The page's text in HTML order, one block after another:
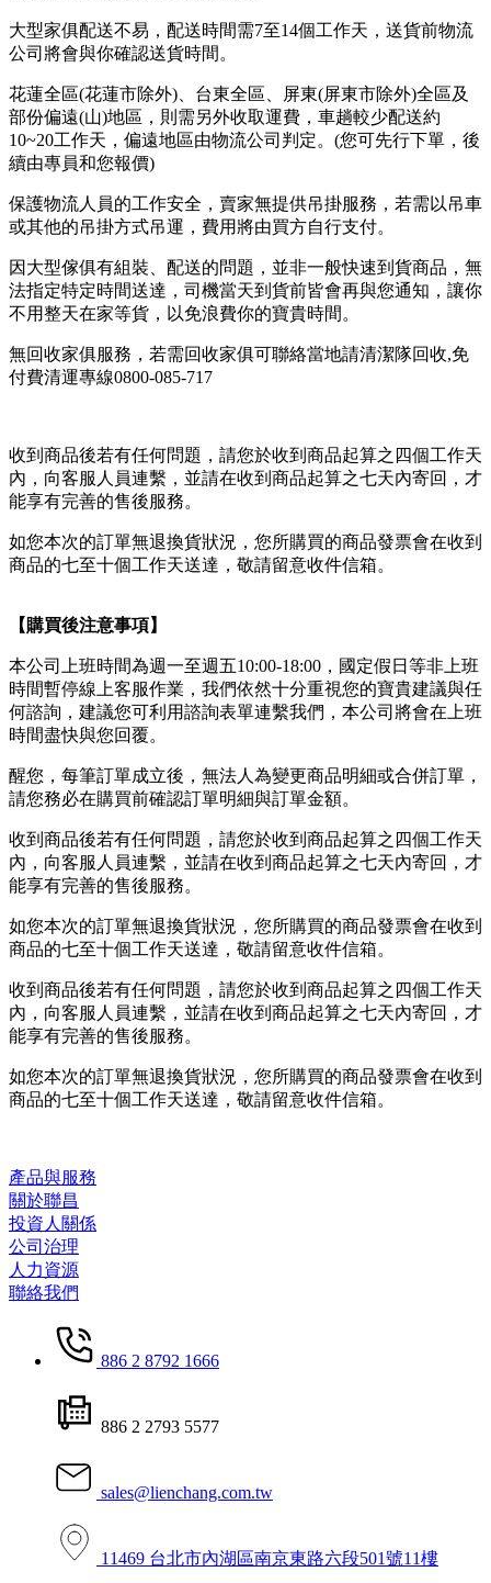
大型家俱配送不易，配送時間需7至14個工作天，送貨前物流
公司將會與你確認送貨時間。
花蓮全區(花蓮市除外)、台東全區、屏東(屏東市除外)全區及
部份偏遠(山)地區，則需另外收取運費，車趟較少配送約
10~20工作天，偏遠地區由物流公司判定。(您可先行下單，後
續由專員和您報價)
保護物流人員的工作安全，賣家無提供吊掛服務，若需以吊車
或其他的吊掛方式吊運，費用將由買方自行支付。
因大型傢俱有組裝、配送的問題，並非一般快速到貨商品，無
法指定特定時間送達，司機當天到貨前皆會再與您通知，讓你
不用整天在家等貨，以免浪費你的寶貴時間。
無回收家俱服務，若需回收家俱可聯絡當地請清潔隊回收,免
付費清運專線0800-085-717
收到商品後若有任何問題，請您於收到商品起算之四個工作天
內，向客服人員連繫，並請在收到商品起算之七天內寄回，才
能享有完善的售後服務。
如您本次的訂單無退換貨狀況，您所購買的商品發票會在收到
商品的七至十個工作天送達，敬請留意收件信箱。
【購買後注意事項】
本公司上班時間為週一至週五10:00-18:00，國定假日等非上班
時間暫停線上客服作業，我們依然十分重視您的寶貴建議與任
何諮詢，建議您可利用諮詢表單連繫我們，本公司將會在上班
時間盡快與您回覆。
醒您，每筆訂單成立後，無法人為變更商品明細或合併訂單，
請您務必在購買前確認訂單明細與訂單金額。
收到商品後若有任何問題，請您於收到商品起算之四個工作天
內，向客服人員連繫，並請在收到商品起算之七天內寄回，才
能享有完善的售後服務。
如您本次的訂單無退換貨狀況，您所購買的商品發票會在收到
商品的七至十個工作天送達，敬請留意收件信箱。
收到商品後若有任何問題，請您於收到商品起算之四個工作天
內，向客服人員連繫，並請在收到商品起算之七天內寄回，才
能享有完善的售後服務。
如您本次的訂單無退換貨狀況，您所購買的商品發票會在收到
商品的七至十個工作天送達，敬請留意收件信箱。
產品與服務
關於聯昌
投資人關係
公司治理
人力資源
聯絡我們
886 2 8792 1666
886 2 2793 5577
sales@lienchang.com.tw
11469 台北市內湖區南京東路六段501號11樓